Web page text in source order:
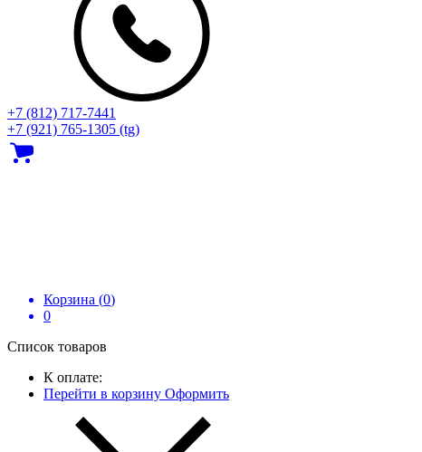
+7 (812) 717‑7441
+7 (921) 765-1305 (tg)
Корзина (0)
0
Список товаров
К оплате:
Перейти в корзину Оформить